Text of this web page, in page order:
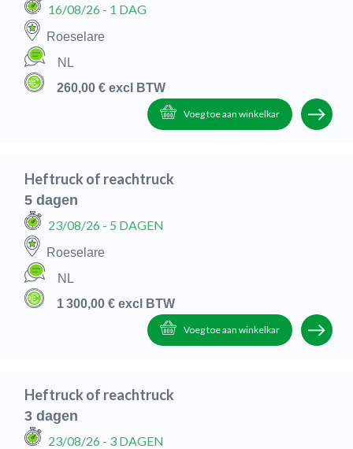
16/08/26 - 1 DAG
Roeselare
NL
260,00 € excl BTW
Voeg toe aan winkelkar
Heftruck of reachtruck
5 dagen
23/08/26 - 5 DAGEN
Roeselare
NL
1 300,00 € excl BTW
Voeg toe aan winkelkar
Heftruck of reachtruck
3 dagen
23/08/26 - 3 DAGEN